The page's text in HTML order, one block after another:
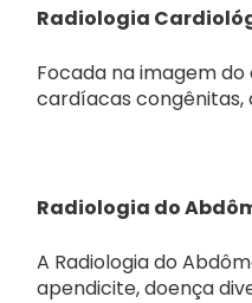
Radiologia
Focada na imagem
cardíacas congênitas,
Radiologia do
A Radiologia do
apendicite, doença